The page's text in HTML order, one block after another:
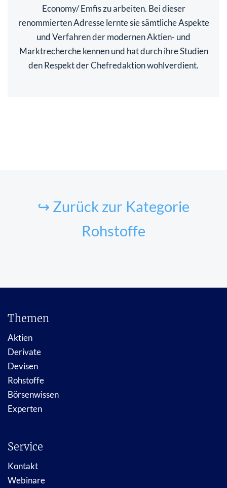
Economy/ Emfis zu arbeiten. Bei dieser
renommierten Adresse lernte sie sämtliche Aspekte
und Verfahren der modernen Aktien- und
Marktrecherche kennen und hat durch ihre Studien
den Respekt der Chefredaktion wohlverdient.
↪ Zurück zur Kategorie
Rohstoffe
Themen
Aktien
Derivate
Devisen
Rohstoffe
Börsenwissen
Experten
Service
Kontakt
Webinare